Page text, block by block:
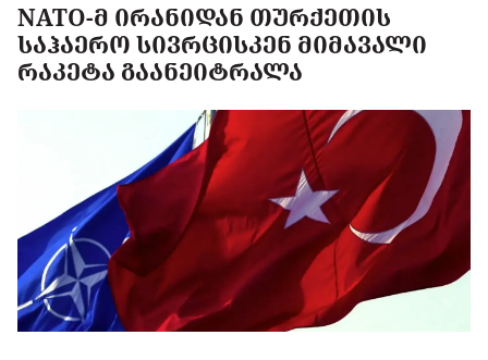
NATO-Მ ᲘᲠᲐᲜᲘᲓᲐᲜ ᲗᲣᲠᲥᲔᲗᲘᲡ
ᲡᲐᲰᲐᲔᲠᲝ ᲡᲘᲕᲠᲪᲘᲡᲙᲔᲜ ᲛᲘᲛᲐᲕᲐᲚᲘ
ᲠᲐᲙᲔᲢᲐ ᲒᲐᲐᲜᲔᲘᲢᲠᲐᲚᲐ